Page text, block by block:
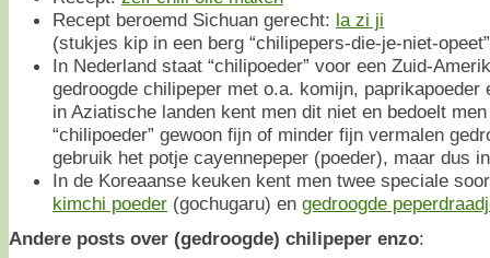
Recept beroemd Sichuan gerecht: la zi ji
(stukjes kip in een berg “chilipepers-die-je-niet-
In Nederland staat “chilipoeder” voor een Zuid-
gedroogde chilipeper met o.a. komijn, paprikapoeder
in Aziatische landen kent men dit niet en bedoelt
“chilipoeder” gewoon fijn of minder fijn vermalen
gebruik het potje cayennepeper (poeder), maar dus
In de Koreaanse keuken kent men twee speciale
kimchi poeder (gochugaru) en gedroogde
Andere posts over (gedroogde) chilipeper enzo: